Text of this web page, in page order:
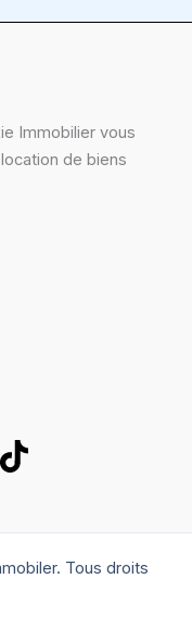
Immobilier vous
de biens
Tous droits